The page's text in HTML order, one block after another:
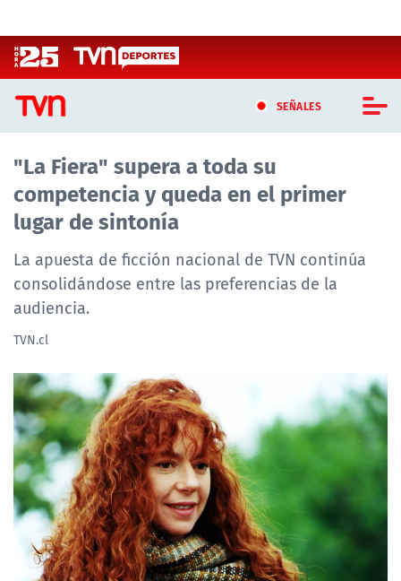
SEÑALES
CASTING MASTERCHEF CHILE
CASTING TVN VERTICAL
TVN VERTICAL
TVN PLAY
PROGRAMAS
TELESERIES
NTV
ACTUALIDAD Y TENDENCIAS
CORPORATIVO Y TRANSPARENCIA
CANAL DE DENUNCIAS
"La Fiera" supera a toda su
competencia y queda en el primer
lugar de sintonía
La apuesta de ficción nacional de TVN continúa
consolidándose entre las preferencias de la
audiencia.
TVN.cl